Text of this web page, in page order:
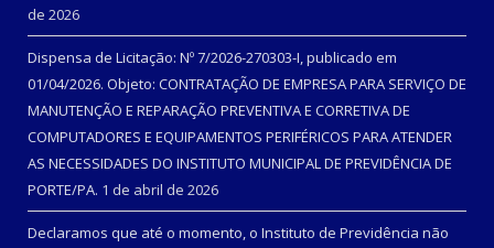
de 2026
Dispensa de Licitação: Nº 7/2026-270303-I, publicado em
01/04/2026. Objeto: CONTRATAÇÃO DE EMPRESA PARA SERVIÇO DE
MANUTENÇÃO E REPARAÇÃO PREVENTIVA E CORRETIVA DE
COMPUTADORES E EQUIPAMENTOS PERIFÉRICOS PARA ATENDER
AS NECESSIDADES DO INSTITUTO MUNICIPAL DE PREVIDÊNCIA DE
PORTE/PA. 1 de abril de 2026
Declaramos que até o momento, o Instituto de Previdência não